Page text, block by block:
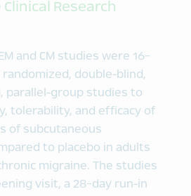
Research
and CM studies were 16-
double-blind,
parallel-group studies to
tolerability, and efficacy of
of subcutaneous
to placebo in adults
migraine. The studies
visit, a 28-day run-in